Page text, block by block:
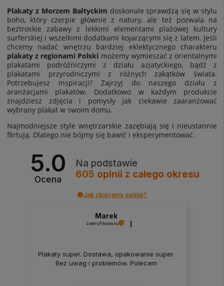
Plakaty z Morzem Bałtyckim doskonale sprawdzą się w stylu
boho, który czerpie głównie z natury, ale też pozwala na
beztroskie zabawy z lekkimi elementami plażowej kultury
surferskiej i wszelkimi dodatkami kojarzącymi się z latem. Jeśli
chcemy nadać wnętrzu bardziej eklektycznego charakteru
plakaty z regionami Polski możemy wymieszać z orientalnymi
plakatami podróżniczymi z działu azjatyckiego, bądź z
plakatami przyrodniczymi z różnych zakątków świata.
Potrzebujesz inspiracji? Zajrzyj do naszego działu z
aranżacjami plakatów. Dodatkowo w każdym produkcie
znajdziesz zdjęcia i pomysły jak ciekawie zaaranżować
wybrany plakat w swoim domu.
Najmodniejsze style wnętrzarskie zazębiają się i nieustannie
flirtują. Dlatego nie bójmy się bawić i eksperymentować.
5.0
Ocena
Na podstawie
605 opinii z całego okresu
Jak zbieramy opinie?
Marek
zweryfikowano
Plakaty super. Dostawa, opakowanie super.
Bez uwag i problemów. Polecam